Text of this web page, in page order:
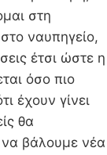
στη
ναυπηγείο,
έτσι ώστε η
όσο πιο
έχουν γίνει
θα
να βάλουμε νέα